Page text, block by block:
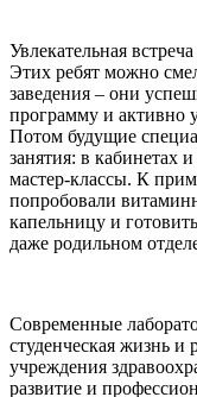
Увлекательная
Этих ребят можно
заведения – они
программу и активно
Потом будущие
занятия: в кабинетах
мастер-классы. К
попробовали
капельницу и
даже родильном
Современные
студенческая жизнь и
учреждения
развитие и